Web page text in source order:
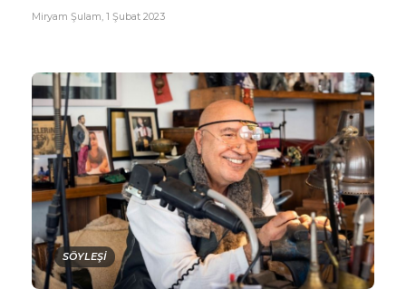
Miryam Şulam, 1 Şubat 2023
SÖYLEŞİ